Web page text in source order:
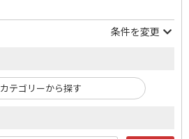
条件を変更
カテゴリーから探す